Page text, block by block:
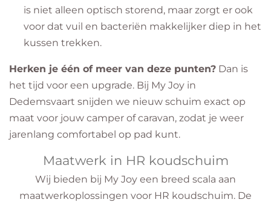
is niet alleen optisch storend, maar zorgt er ook
voor dat vuil en bacteriën makkelijker diep in het
kussen trekken.
Herken je één of meer van deze punten? Dan is
het tijd voor een upgrade. Bij My Joy in
Dedemsvaart snijden we nieuw schuim exact op
maat voor jouw camper of caravan, zodat je weer
jarenlang comfortabel op pad kunt.
Maatwerk in HR koudschuim
Wij bieden bij My Joy een breed scala aan
maatwerkoplossingen voor HR koudschuim. De